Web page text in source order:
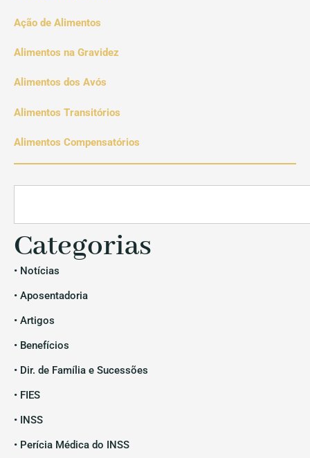
Ação de Alimentos
Alimentos na Gravidez
Alimentos dos Avós
Alimentos Transitórios
Alimentos Compensatórios
Categorias
• Notícias
• Aposentadoria
• Artigos
• Benefícios
• Dir. de Família e Sucessões
• FIES
• INSS
• Perícia Médica do INSS